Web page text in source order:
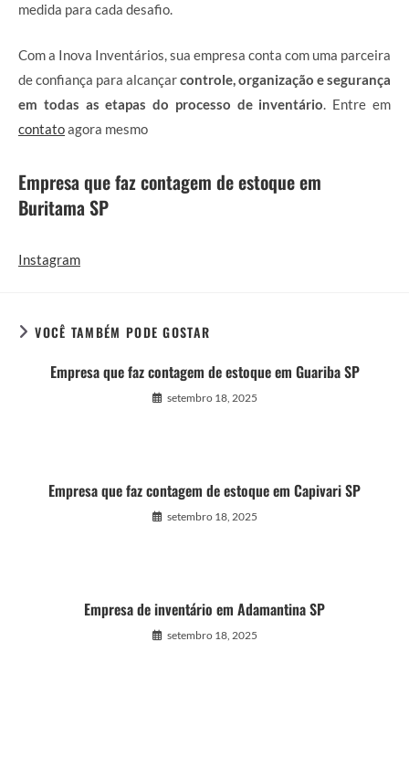
medida para cada desafio.
Com a Inova Inventários, sua empresa conta com uma parceira
de confiança para alcançarcontrole, organização e segurança
em todas as etapas do processo de inventário . Entre em
contatoagora mesmo
Empresa que faz contagem de estoque em
Buritama SP
Instagram
VOCÊ TAMBÉM PODE GOSTAR
Empresa que faz contagem de estoque em Guariba SP
setembro 18, 2025
Empresa que faz contagem de estoque em Capivari SP
setembro 18, 2025
Empresa de inventário em Adamantina SP
setembro 18, 2025